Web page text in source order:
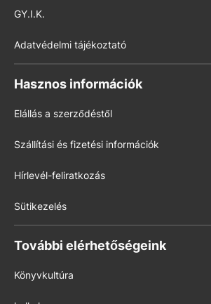
GY.I.K.
Adatvédelmi tájékoztató
Hasznos információk
Elállás a szerződéstől
Szállítási és fizetési információk
Hírlevél-feliratkozás
Sütikezelés
További elérhetőségeink
Könyvkultúra